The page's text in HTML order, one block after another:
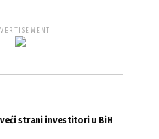
strani investitori u BiH